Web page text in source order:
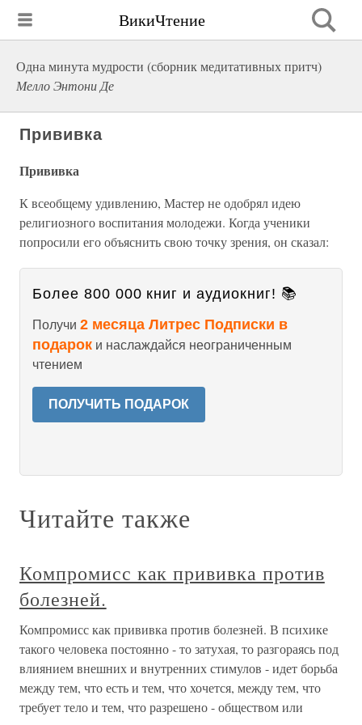
ВикиЧтение
Одна минута мудрости (сборник медитативных притч)
Мелло Энтони Де
Прививка
Прививка
К всеобщему удивлению, Мастер не одобрял идею
религиозного воспитания молодежи. Когда ученики
попросили его объяснить свою точку зрения, он сказал:
Более 800 000 книг и аудиокниг! 📚
Получи 2 месяца Литрес Подписки в
подарок и наслаждайся неограниченным
чтением
ПОЛУЧИТЬ ПОДАРОК
Читайте также
Компромисс как прививка против
болезней.
Компромисс как прививка против болезней. В психике
такого человека постоянно - то затухая, то разгораясь под
влиянием внешних и внутренних стимулов - идет борьба
между тем, что есть и тем, что хочется, между тем, что
требует тело и тем, что разрешено - обществом или